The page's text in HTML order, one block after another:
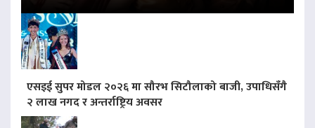
एसइई सुपर मोडल २०२६ मा सौरभ सिटौलाको बाजी, उपाधिसँगै
२ लाख नगद र अन्तर्राष्ट्रिय अवसर